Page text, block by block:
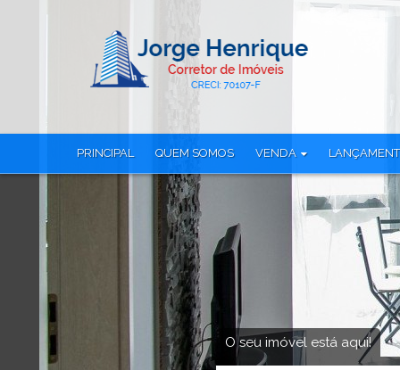
PRINCIPAL QUEM SOMOS VENDA
Apartamento Alto Padrão (1)
Apartamento Duplex (1)
Casa em Condomínio (16)
Loja (6)
Sala Comercial (3)
Apartamento
Apartamento
Casa em
Cobertura (27)
Cobertura
Sala
Studio (26)
Terreno (8)
O seu imóvel está aqui!